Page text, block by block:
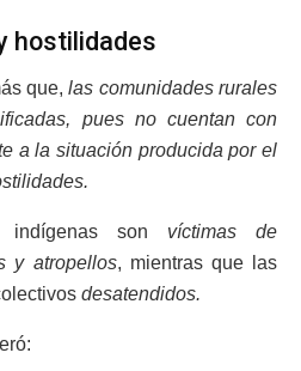
hostilidades
que,las comunidades rurales
pues no cuentan con
a la situación producida por el
indígenas son víctimas de
y atropellos, mientras que las
desatendidos.